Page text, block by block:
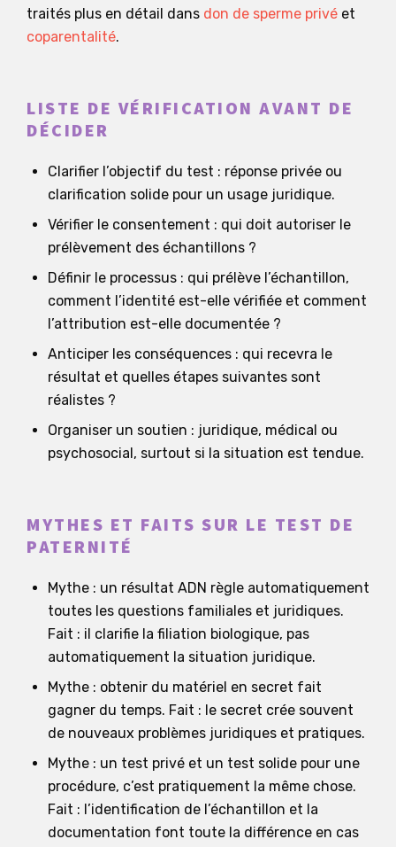
traités plus en détail dans don de sperme privé et
coparentalité.
LISTE DE VÉRIFICATION AVANT DE
DÉCIDER
Clarifier l’objectif du test : réponse privée ou
clarification solide pour un usage juridique.
Vérifier le consentement : qui doit autoriser le
prélèvement des échantillons ?
Définir le processus : qui prélève l’échantillon,
comment l’identité est-elle vérifiée et comment
l’attribution est-elle documentée ?
Anticiper les conséquences : qui recevra le
résultat et quelles étapes suivantes sont
réalistes ?
Organiser un soutien : juridique, médical ou
psychosocial, surtout si la situation est tendue.
MYTHES ET FAITS SUR LE TEST DE
PATERNITÉ
Mythe : un résultat ADN règle automatiquement
toutes les questions familiales et juridiques.
Fait : il clarifie la filiation biologique, pas
automatiquement la situation juridique.
Mythe : obtenir du matériel en secret fait
gagner du temps. Fait : le secret crée souvent
de nouveaux problèmes juridiques et pratiques.
Mythe : un test privé et un test solide pour une
procédure, c’est pratiquement la même chose.
Fait : l’identification de l’échantillon et la
documentation font toute la différence en cas